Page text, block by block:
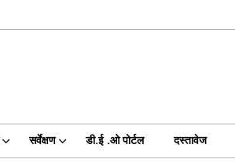
सर्वेक्षण डी.ई .ओ पोर्टल दस्तावेज